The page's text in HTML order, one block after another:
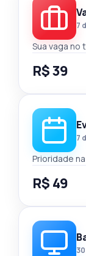
7
Sua vaga no
R$ 39
7
Prioridade
R$ 49